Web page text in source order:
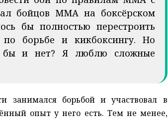
бойцов ММА на боксёрском
бы полностью перестроить
по борьбе и кикбоксингу. Но
бы и нет? Я люблю сложные
занимался борьбой и участвовал в
опыт у него есть. Тем не менее,